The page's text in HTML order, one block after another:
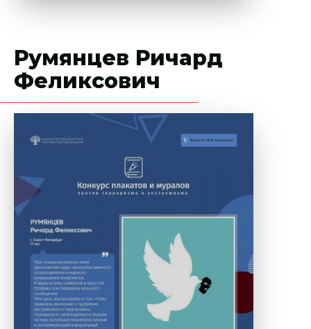
Румянцев Ричард
Феликсович